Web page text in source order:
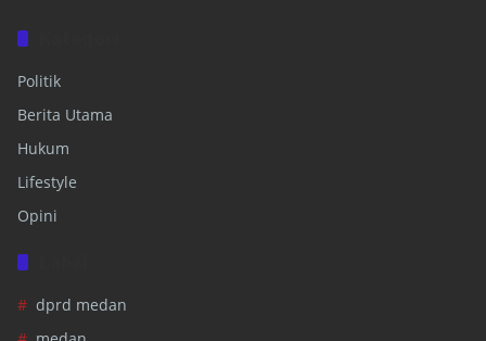
Politik
Berita Utama
Hukum
Lifestyle
Opini
dprd medan